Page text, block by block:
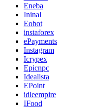
Eneba
Ininal
Eobot
instaforex
ePayments
Instagram
Icrypex
Epicnpc
Idealista
EPoint
idleempire
IFood